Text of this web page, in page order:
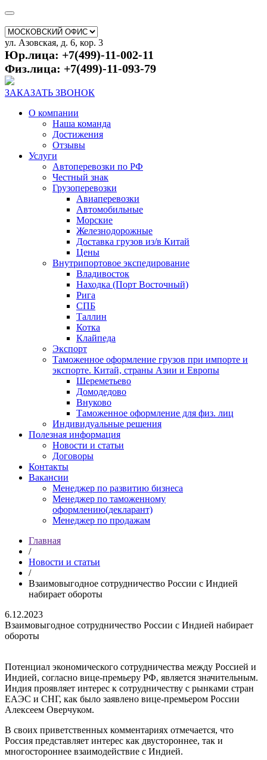
ул. Азовская, д. 6, кор. 3
Юр.лица: +7(499)-11-002-11
Физ.лица: +7(499)-11-093-79
ЗАКАЗАТЬ ЗВОНОК
О компании
Наша команда
Достижения
Отзывы
Услуги
Автоперевозки по РФ
Честный знак
Грузоперевозки
Авиаперевозки
Автомобильные
Морские
Железнодорожные
Доставка грузов из/в Китай
Цены
Внутрипортовое экспедирование
Владивосток
Находка (Порт Восточный)
Рига
СПБ
Таллин
Котка
Клайпеда
Экспорт
Таможенное оформление грузов при импорте и
экспорте. Китай, страны Азии и Европы
Шереметьево
Домодедово
Внуково
Таможенное оформление для физ. лиц
Индивидуальные решения
Полезная информация
Новости и статьи
Договоры
Контакты
Вакансии
Менеджер по развитию бизнеса
Менеджер по таможенному
оформлению(декларант)
Менеджер по продажам
Главная
/
Новости и статьи
/
Взаимовыгодное сотрудничество России с Индией
набирает обороты
6.12.2023
Взаимовыгодное сотрудничество России с Индией набирает
обороты
Потенциал экономического сотрудничества между Россией и
Индией, согласно вице-премьеру РФ, является значительным.
Индия проявляет интерес к сотрудничеству с рынками стран
ЕАЭС и СНГ, как было заявлено вице-премьером России
Алексеем Оверчуком.
В своих приветственных комментариях отмечается, что
Россия представляет интерес как двустороннее, так и
многостороннее взаимодействие с Индией.